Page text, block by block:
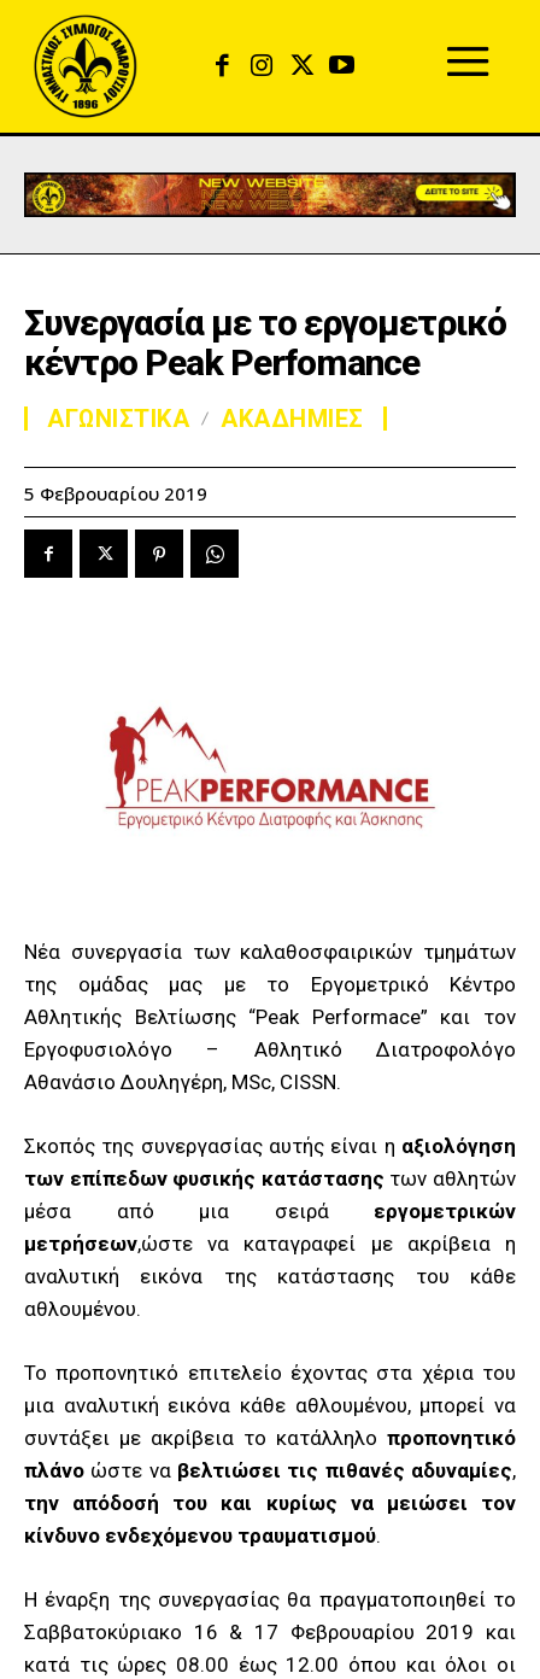
Συνεργασία με το εργομετρικό
κέντρο Peak Perfomance
ΑΓΩΝΙΣΤΙΚΑ ΑΚΑΔΗΜΙΕΣ
5 Φεβρουαρίου 2019
Nέα συνεργασία των καλαθοσφαιρικών τμημάτων
της ομάδας μας με το Εργομετρικό Κέντρο
Αθλητικής Βελτίωσης “Peak Performace” και τον
Εργοφυσιολόγο – Αθλητικό Διατροφολόγο
Αθανάσιο Δουληγέρη, MSc, CISSN.
Σκοπός της συνεργασίας αυτής είναι η αξιολόγηση
των επίπεδων φυσικής κατάστασης των αθλητών
μέσα από μια σειρά εργομετρικών
μετρήσεων,ώστε να καταγραφεί με ακρίβεια η
αναλυτική εικόνα της κατάστασης του κάθε
αθλουμένου.
Το προπονητικό επιτελείο έχοντας στα χέρια του
μια αναλυτική εικόνα κάθε αθλουμένου, μπορεί να
συντάξει με ακρίβεια το κατάλληλο προπονητικό
πλάνο ώστε να βελτιώσει τις πιθανές αδυναμίες,
την απόδοσή του και κυρίως να μειώσει τον
κίνδυνο ενδεχόμενου τραυματισμού.
Η έναρξη της συνεργασίας θα πραγματοποιηθεί το
Σαββατοκύριακο 16 & 17 Φεβρουαρίου 2019 και
κατά τις ώρες 08.00 έως 12.00 όπου και όλοι οι